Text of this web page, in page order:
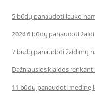
5 būdų panaudoti lauko
2026 6 būdų panaudoti
7 būdų panaudoti žaidimų
Dažniausios klaidos
11 būdų panaudoti medinę